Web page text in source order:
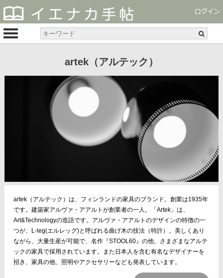
artek（アルテック）
artek（アルテック）は、フィンランドの家具のブランド。創業は1935年
です。建築家アルヴァ・アアルトが創業者の一人。「Artek」は、
Art&Technologyの造語です。アルヴァ・アアルトのデザインの特徴の一
つが、L-leg(エルレッグ)と呼ばれる曲げ木の技法（特許）。美しくあり
ながら、大量生産が可能で、名作『STOOL60』の他、さまざまなアルテ
ックの家具で採用されています。また日本人を含む有名なデザイナーを
招き、家具の他、照明やアクセサリーなども発表しています。